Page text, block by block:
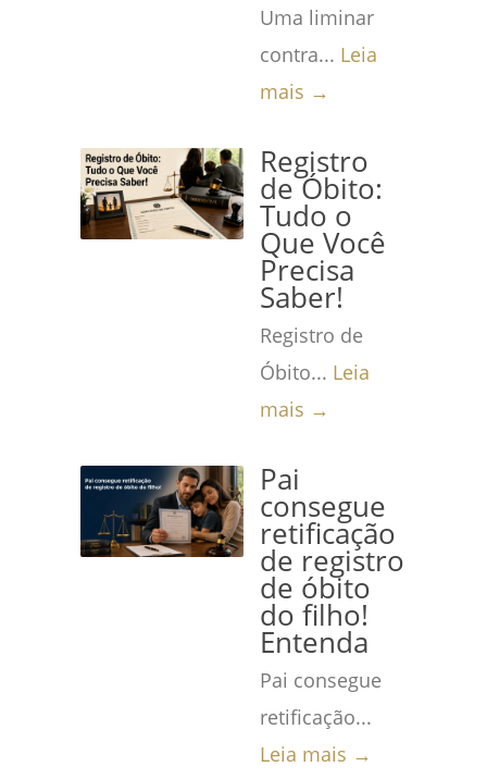
Uma liminar
contra... Leia
mais →
Registro
de Óbito:
Tudo o
Que Você
Precisa
Saber!
Registro de
Óbito... Leia
mais →
Pai
consegue
retificação
de registro
de óbito
do filho!
Entenda
Pai consegue
retificação...
Leia mais →